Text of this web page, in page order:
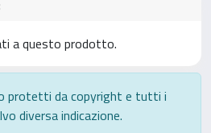
a questo prodotto.
protetti da copyright e tutti i
diversa indicazione.